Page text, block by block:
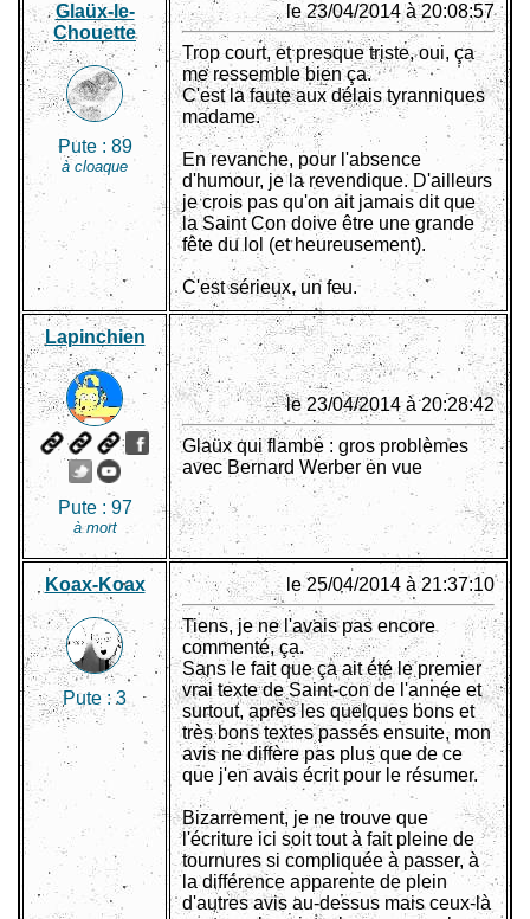
Glaüx-le-
Chouette
Pute : 89
à cloaque
le 23/04/2014 à 20:08:57
Trop court, et presque triste, oui, ça
me ressemble bien ça.
C'est la faute aux délais tyranniques
madame.
En revanche, pour l'absence
d'humour, je la revendique. D'ailleurs
je crois pas qu'on ait jamais dit que
la Saint Con doive être une grande
fête du lol (et heureusement).
C'est sérieux, un feu.
Lapinchien
Pute : 97
à mort
le 23/04/2014 à 20:28:42
Glaüx qui flambe : gros problèmes
avec Bernard Werber en vue
Koax-Koax
Pute : 3
le 25/04/2014 à 21:37:10
Tiens, je ne l'avais pas encore
commenté, ça.
Sans le fait que ça ait été le premier
vrai texte de Saint-con de l'année et
surtout, après les quelques bons et
très bons textes passés ensuite, mon
avis ne diffère pas plus que de ce
que j'en avais écrit pour le résumer.
Bizarrement, je ne trouve que
l'écriture ici soit tout à fait pleine de
tournures si compliquée à passer, à
la différence apparente de plein
d'autres avis au-dessus mais ceux-là